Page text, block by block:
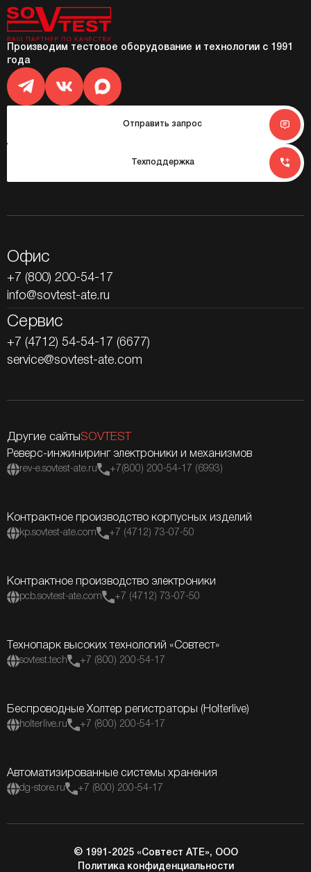
Производим тестовое оборудование и технологии с 1991
года
Отправить запрос
Техподдержка
Офис
+7 (800) 200-54-17
info@sovtest-ate.ru
Сервис
+7 (4712) 54-54-17 (6677)
service@sovtest-ate.com
Другие сайтыSOVTEST
Реверс-инжиниринг электроники и механизмов
rev-e.sovtest-ate.ru +7(800) 200-54-17 (6993)
Контрактное производство корпусных изделий
kp.sovtest-ate.com +7 (4712) 73-07-50
Контрактное производство электроники
pcb.sovtest-ate.com +7 (4712) 73-07-50
Технопарк высоких технологий «Совтест»
sovtest.tech +7 (800) 200-54-17
Беспроводные Холтер регистраторы (Holterlive)
holterlive.ru +7 (800) 200-54-17
Автоматизированные системы хранения
dg-store.ru +7 (800) 200-54-17
© 1991-2025 «Совтест АТЕ», ООО
Политика конфиденциальности